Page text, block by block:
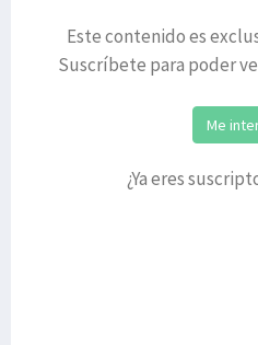
Este contenido es
Suscríbete para poder
Me
¿Ya eres